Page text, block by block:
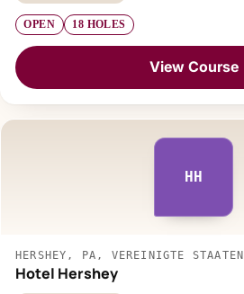
OPEN 18 HOLES
View Course
HH
HERSHEY, PA, VEREINIGTE STAATEN
Hotel Hershey